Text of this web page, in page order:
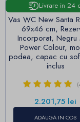
Livrare in 24
Vas WC New Santa
69x46 cm,
Incorporat, Negru
Power Colour,
podea, capac cu
inclus
Pret
2.201,75 lei
ADAUGA IN COS